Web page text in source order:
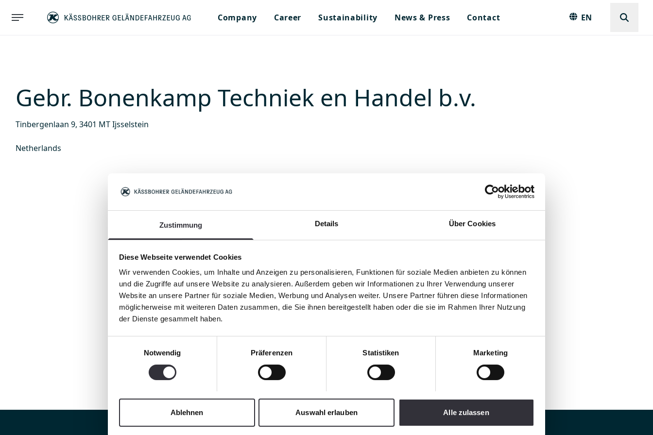
Zustimmung Details Über Cookies
Diese Webseite verwendet Cookies
Wir verwenden Cookies, um Inhalte und Anzeigen zu personalisieren, Funktionen für soziale Medien anbieten zu können
und die Zugriffe auf unsere Website zu analysieren. Außerdem geben wir Informationen zu Ihrer Verwendung unserer
Website an unsere Partner für soziale Medien, Werbung und Analysen weiter. Unsere Partner führen diese Informationen
möglicherweise mit weiteren Daten zusammen, die Sie ihnen bereitgestellt haben oder die sie im Rahmen Ihrer Nutzung
der Dienste gesammelt haben.
Notwendig
Präferenzen Statistiken Marketing
Ablehnen Auswahl erlauben Alle zulassen
Company Career Sustainability News & Press Contact EN
Gebr. Bonenkamp Techniek en Handel b.v.
Tinbergenlaan 9, 3401 MT Ijsselstein
Netherlands